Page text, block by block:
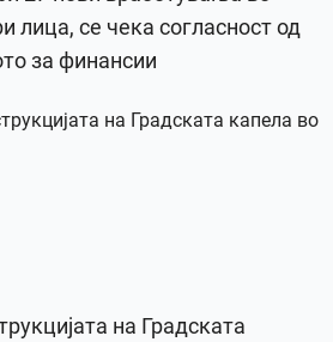
лица, се чека согласност од
за финансии
на Градската